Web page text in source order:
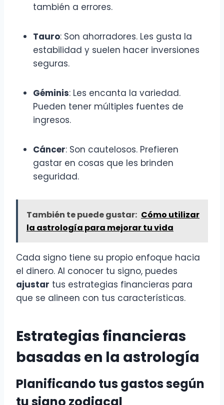
también a errores.
Tauro: Son ahorradores. Les gusta la
estabilidad y suelen hacer inversiones
seguras.
Géminis: Les encanta la variedad.
Pueden tener múltiples fuentes de
ingresos.
Cáncer: Son cautelosos. Prefieren
gastar en cosas que les brinden
seguridad.
También te puede gustar: Cómo utilizar
la astrología para mejorar tu vida
Cada signo tiene su propio enfoque hacia
el dinero. Al conocer tu signo, puedes
ajustar tus estrategias financieras para
que se alineen con tus características.
Estrategias financieras
basadas en la astrología
Planificando tus gastos según